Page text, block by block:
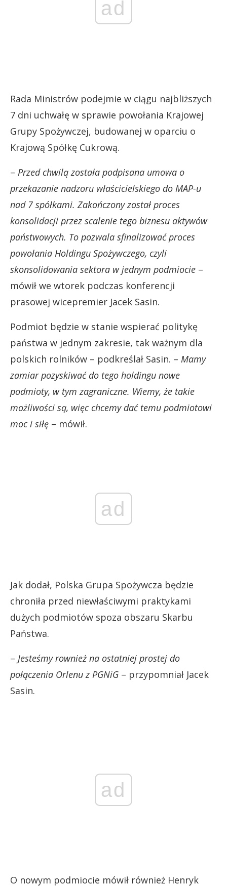
ad
Rada Ministrów podejmie w ciągu najbliższych
7 dni uchwałę w sprawie powołania Krajowej
Grupy Spożywczej, budowanej w oparciu o
Krajową Spółkę Cukrową.
– Przed chwilą została podpisana umowa o
przekazanie nadzoru właścicielskiego do MAP-u
nad 7 spółkami. Zakończony został proces
konsolidacji przez scalenie tego biznesu aktywów
państwowych. To pozwala sfinalizować proces
powołania Holdingu Spożywczego, czyli
skonsolidowania sektora w jednym podmiocie –
mówił we wtorek podczas konferencji
prasowej wicepremier Jacek Sasin.
Podmiot będzie w stanie wspierać politykę
państwa w jednym zakresie, tak ważnym dla
polskich rolników – podkreślał Sasin. – Mamy
zamiar pozyskiwać do tego holdingu nowe
podmioty, w tym zagraniczne. Wiemy, że takie
możliwości są, więc chcemy dać temu podmiotowi
moc i siłę – mówił.
ad
Jak dodał, Polska Grupa Spożywcza będzie
chroniła przed niewłaściwymi praktykami
dużych podmiotów spoza obszaru Skarbu
Państwa.
– Jesteśmy rownież na ostatniej prostej do
połączenia Orlenu z PGNiG – przypomniał Jacek
Sasin.
ad
O nowym podmiocie mówił również Henryk